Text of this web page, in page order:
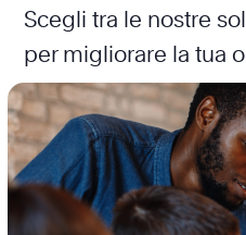
Scegli tra le nostre
per migliorare la tua